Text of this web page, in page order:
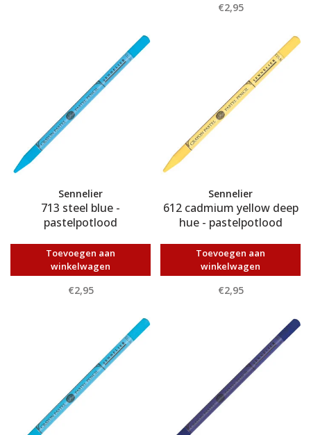
€2,95
Sennelier
713 steel blue -
pastelpotlood
Toevoegen aan
winkelwagen
€2,95
Sennelier
612 cadmium yellow deep
hue - pastelpotlood
Toevoegen aan
winkelwagen
€2,95